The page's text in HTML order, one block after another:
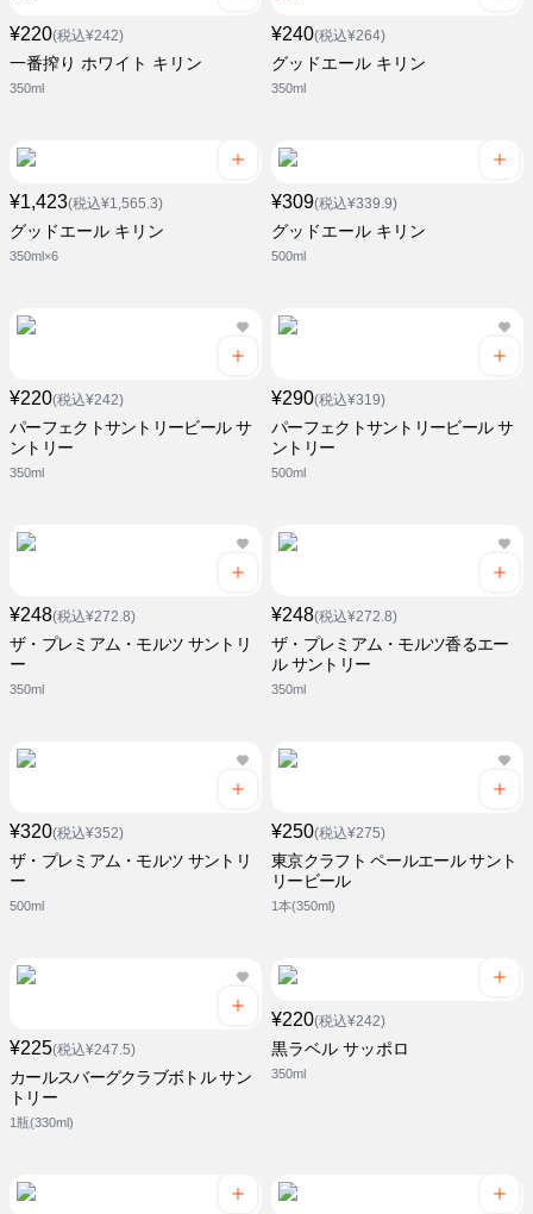
¥220(税込¥242)
一番搾り ホワイト キリン
350ml
¥240(税込¥264)
グッドエール キリン
350ml
¥1,423(税込¥1,565.3)
グッドエール キリン
350ml×6
¥309(税込¥339.9)
グッドエール キリン
500ml
¥220(税込¥242)
パーフェクトサントリービール サ
ントリー
350ml
¥290(税込¥319)
パーフェクトサントリービール サ
ントリー
500ml
¥248(税込¥272.8)
ザ・プレミアム・モルツ サントリ
ー
350ml
¥248(税込¥272.8)
ザ・プレミアム・モルツ香るエー
ル サントリー
350ml
¥320(税込¥352)
ザ・プレミアム・モルツ サントリ
ー
500ml
¥250(税込¥275)
東京クラフト ペールエール サント
リービール
1本(350ml)
¥225(税込¥247.5)
カールスバーグクラブボトル サン
トリー
1瓶(330ml)
¥220(税込¥242)
黒ラベル サッポロ
350ml